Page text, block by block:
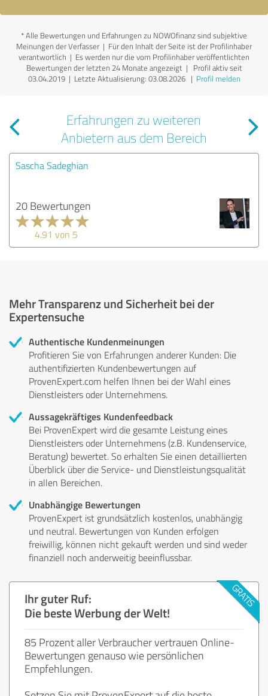
*Alle Bewertungen und Erfahrungen zu NOWOfinanz sind subjektive
Meinungen der Verfasser | Für den Inhalt der Seite ist der Profilinhaber
verantwortlich | Es werden nur die vom Profilinhaber veröffentlichten
Bewertungen der letzten 24 Monate angezeigt | Profil aktiv seit
03.04.2019 | Letzte Aktualisierung: 03.08.2026| Profil melden
Erfahrungen zu weiteren
Anbietern aus dem Bereich
Sascha Sadeghian
20 Bewertungen
4.91 von 5
Mehr Transparenz und Sicherheit bei der
Expertensuche
Authentische Kundenmeinungen
Profitieren Sie von Erfahrungen anderer Kunden: Die
authentifizierten Kundenbewertungen auf
ProvenExpert.com helfen Ihnen bei der Wahl eines
Dienstleisters oder Unternehmens.
Aussagekräftiges Kundenfeedback
Bei ProvenExpert wird die gesamte Leistung eines
Dienstleisters oder Unternehmens (z.B. Kundenservice,
Beratung) bewertet. So erhalten Sie einen detaillierten
Überblick über die Service- und Dienstleistungsqualität
in allen Bereichen.
Unabhängige Bewertungen
ProvenExpert ist grundsätzlich kostenlos, unabhängig
und neutral. Bewertungen von Kunden erfolgen
freiwillig, können nicht gekauft werden und sind weder
finanziell noch anderweitig beeinflussbar.
Ihr guter Ruf:
Die beste Werbung der Welt!
85 Prozent aller Verbraucher vertrauen Online-
Bewertungen genauso wie persönlichen
Empfehlungen.